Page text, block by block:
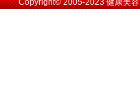
Copyright© 2005-2023健康美